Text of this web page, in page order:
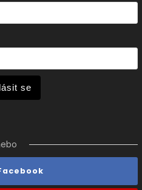
se